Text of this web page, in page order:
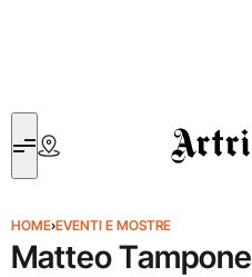
Artribune
HOME›EVENTI E MOSTRE
Matteo Tampone